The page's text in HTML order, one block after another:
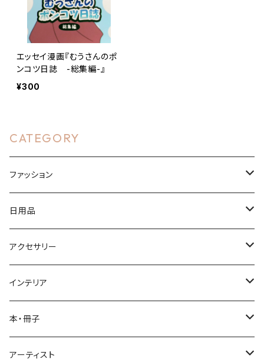
エッセイ漫画『むうさんのポ
ンコツ日誌 -総集編-』
¥300
CATEGORY
ファッション
Tシャツ・ウェア
ドライTシャツ
ハイクオリティシャツ
バッグ
トートバッグ
日用品
ボトル
サーモステンレスボトル
布製品
風呂敷
手ぬぐい
文房具
御朱印帳
アクセサリー
アクリルグッズ
アクリルキーホルダー
インテリア
アクリルグッズ
アクリルパネル
カレンダー
本・冊子
マンガ
アーティスト